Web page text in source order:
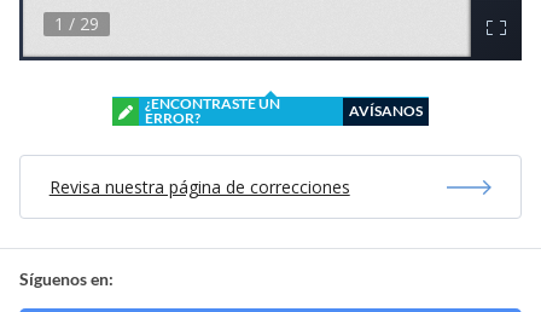
¿ENCONTRASTE UN
ERROR?
AVÍSANOS
Revisa nuestra página de correcciones
Síguenos en: